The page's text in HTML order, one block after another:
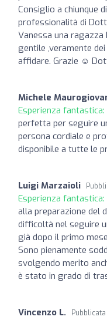
Consiglio a chiunque
professionalità di
Vanessa una
gentile ,veramente
affidare. Grazie ☺
Michele
Esperienza fantastica:
perfetta per seguire
persona cordiale e
disponibile a tutte le
Luigi Marzaioli
Esperienza fantastica:
alla preparazione del
difficoltà nel seguire
già dopo il primo
Sono pienamente
svolgendo merito
è stato in grado di
Vincenzo L.